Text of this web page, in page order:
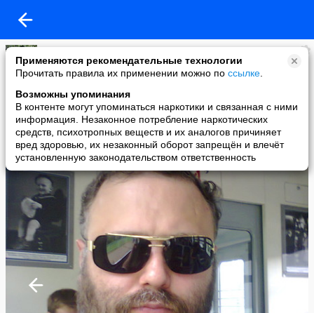
Применяются рекомендательные технологии
Прочитать правила их применении можно по ссылке
Возможны упоминания
В контенте могут упоминаться наркотики и связанная с ними
информация. Незаконное потребление наркотических
средств, психотропных веществ и их аналогов причиняет
вред здоровью, их незаконный оборот запрещён и влечёт
установленную законодательством ответственность
Ветальсончик
added a photo
16 Aug в 22:46